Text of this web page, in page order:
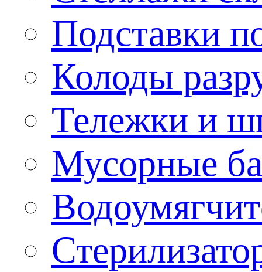
Подставки
Колоды
Тележки и
Мусорные